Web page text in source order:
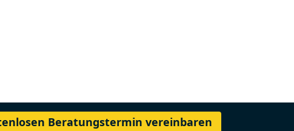
Beratungstermin vereinbaren